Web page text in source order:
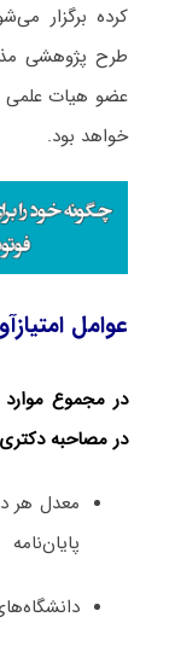
کرده برگزار
طرح پژوهشی
عضو هیات علمی
خواهد بود.
عوامل
در مجموع موارد
در مصاحبه
معدل هر
پایان‌نامه